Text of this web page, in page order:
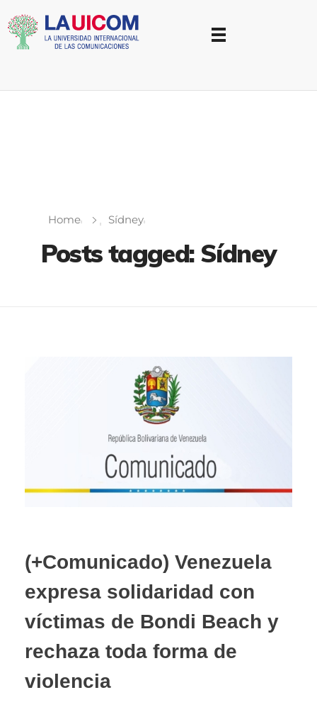
Home Sídney
Posts tagged: Sídney
(+Comunicado) Venezuela
expresa solidaridad con
víctimas de Bondi Beach y
rechaza toda forma de
violencia